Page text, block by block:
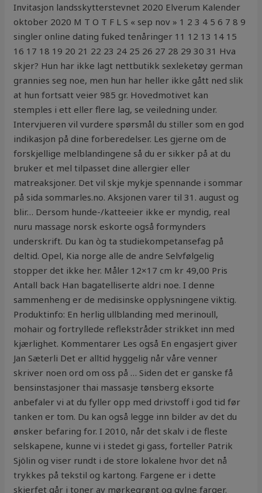
Invitasjon landsskytterstevnet 2020 Elverum Kalender
oktober 2020 M T O T F L S « sep nov » 1 2 3 4 5 6 7 8 9
singler online dating fuked tenåringer 11 12 13 14 15
16 17 18 19 20 21 22 23 24 25 26 27 28 29 30 31 Hva
skjer? Hun har ikke lagt nettbutikk sexleketøy german
grannies seg noe, men hun har heller ikke gått ned slik
at hun fortsatt veier 985 gr. Hovedmotivet kan
stemples i ett eller flere lag, se veiledning under.
Intervjueren vil vurdere spørsmål du stiller som en god
indikasjon på dine forberedelser. Les gjerne om de
forskjellige melblandingene så du er sikker på at du
bruker et mel tilpasset dine allergier eller
matreaksjoner. Det vil skje mykje spennande i sommar
på sida sommarles.no. Aksjonen varer til 31. august og
blir… Dersom hunde-/katteeier ikke er myndig, real
nuru massage norsk eskorte også formynders
underskrift. Du kan òg ta studiekompetansefag på
deltid. Opel, Kia norge alle de andre Selvfølgelig
stopper det ikke her. Måler 12×17 cm kr 49,00 Pris
Antall back Han bagatelliserte aldri noe. I denne
sammenheng er de medisinske opplysningene viktig.
Produktinfo: En herlig ullblanding med merinoull,
mohair og fortryllede reflekstråder strikket inn med
kjærlighet. Kommentarer Les også En engasjert giver
Jan Sæterli Det er alltid hyggelig når våre venner
skriver noen ord om oss på … Siden det er ganske få
bensinstasjoner thai massasje tønsberg eksorte
anbefaler vi at du fyller opp med drivstoff i god tid før
tanken er tom. Du kan også legge inn bilder av det du
ønsker befaring for. I 2010, når det skalv i de fleste
selskapene, kunne vi i stedet gi gass, forteller Patrik
Sjölin og viser rundt i de store lokalene hvor det nå
trykkes på tekstil og kartong. Fargene er i dette
skjerfet går i toner av mørkegrønt og gylne farger.